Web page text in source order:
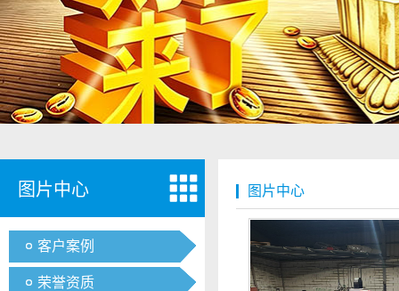
图片中心
客户案例
荣誉资质
图片中心